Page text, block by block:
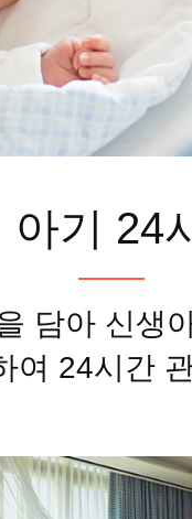
아기 24
담아 신생
여 24시간